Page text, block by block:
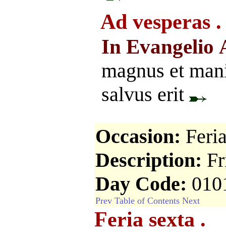
Ad vesperas .
In Evangelio
magnus et
salvus erit
Occasion:
Description:
Day Code:
Prev Table of Contents Next
Feria sexta .